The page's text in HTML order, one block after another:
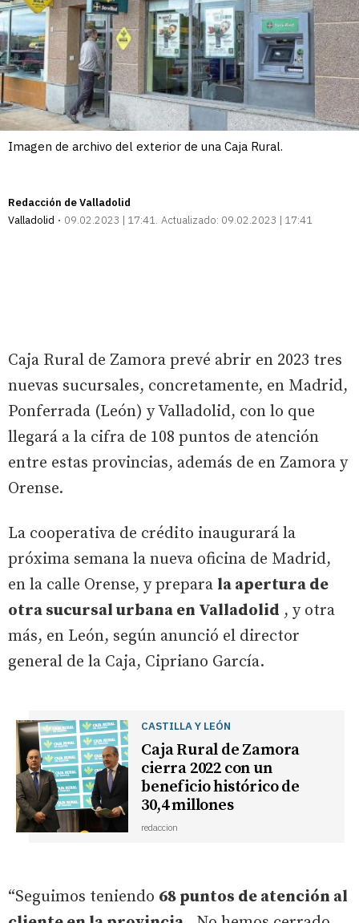
Imagen de archivo del exterior de una Caja Rural.
Redacción de Valladolid
Valladolid
09.02.2023 | 17:41 Actualizado: 09.02.2023 | 17:41
Caja Rural de Zamora prevé abrir en 2023 tres
nuevas sucursales, concretamente, en Madrid,
Ponferrada (León) y Valladolid, con lo que
llegará a la cifra de 108 puntos de atención
entre estas provincias, además de en Zamora y
Orense.
La cooperativa de crédito inaugurará la
próxima semana la nueva oficina de Madrid,
en la calle Orense, y prepara la apertura de
otra sucursal urbana en Valladolid , y otra
más, en León, según anunció el director
general de la Caja, Cipriano García.
CASTILLA Y LEÓN
Caja Rural de Zamora
cierra 2022 con un
beneficio histórico de
30,4 millones
redaccion
“Seguimos teniendo 68 puntos de atención al